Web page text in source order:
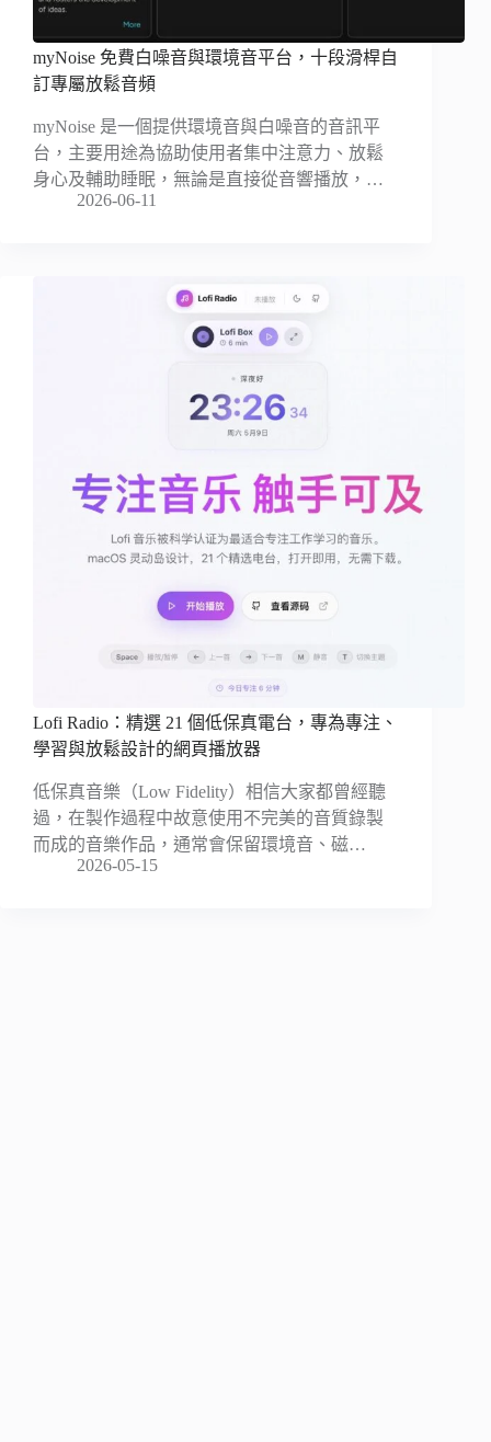
myNoise 免費白噪音與環境音平台，十段滑桿自
訂專屬放鬆音頻
myNoise 是一個提供環境音與白噪音的音訊平
台，主要用途為協助使用者集中注意力、放鬆
身心及輔助睡眠，無論是直接從音響播放，…
2026-06-11
Lofi Radio：精選 21 個低保真電台，專為專注、
學習與放鬆設計的網頁播放器
低保真音樂（Low Fidelity）相信大家都曾經聽
過，在製作過程中故意使用不完美的音質錄製
而成的音樂作品，通常會保留環境音、磁…
2026-05-15